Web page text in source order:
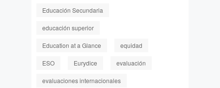
Educación Secundaria
educación superior
Education at a Glance equidad
ESO Eurydice evaluación
evaluaciones internacionales